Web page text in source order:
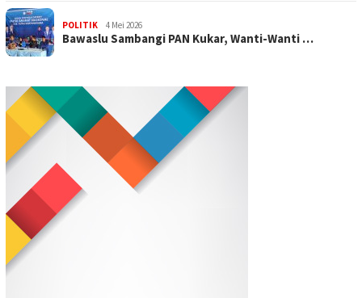
POLITIK 4 Mei 2026
Bawaslu Sambangi PAN Kukar, Wanti-Wanti …